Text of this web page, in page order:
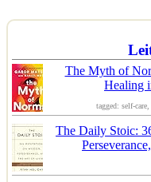
The Myth of
Healing
tagged: self-
The Daily Stoic: